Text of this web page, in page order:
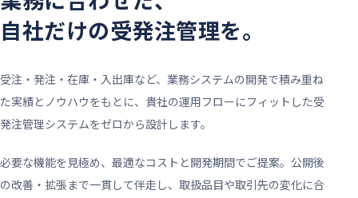
自社だけの受発注管理を。
受注・発注・在庫・入出庫など、業務システムの開発で積み重ね
た実績とノウハウをもとに、貴社の運用フローにフィットした受
発注管理システムをゼロから設計します。
必要な機能を見極め、最適なコストと開発期間でご提案。公開後
の改善・拡張まで一貫して伴走し、取扱品目や取引先の変化に合